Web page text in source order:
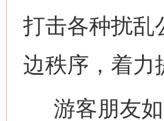
打击各种扰乱
边秩序，着力
游客朋友如